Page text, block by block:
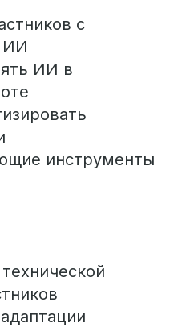
с
ИИ
ИИ в
инструменты